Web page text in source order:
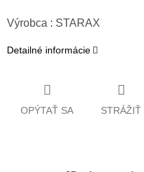
Výrobca : STARAX
Detailné informácie
OPÝTAŤ SA STRÁŽIŤ